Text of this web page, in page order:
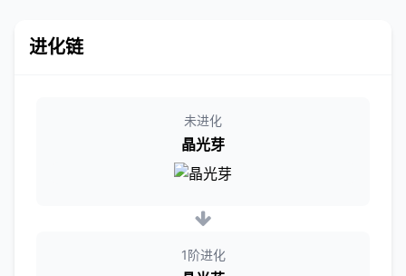
进化链
未进化
晶光芽
1阶进化